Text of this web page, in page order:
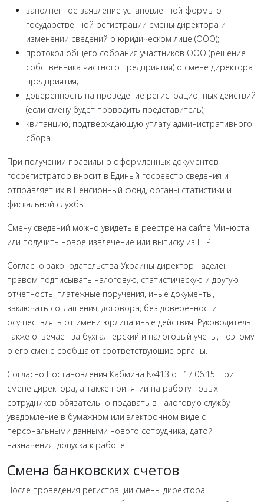
заполненное заявление установленной формы о
государственной регистрации смены директора и
изменении сведений о юридическом лице (ООО);
протокол общего собрания участников ООО (решение
собственника частного предприятия) о смене директора
предприятия;
доверенность на проведение регистрационных действий
(если смену будет проводить представитель);
квитанцию, подтверждающую уплату административного
сбора.
При получении правильно оформленных документов
госрегистратор вносит в Единый госреестр сведения и
отправляет их в Пенсионный фонд, органы статистики и
фискальной службы.
Смену сведений можно увидеть в реестре на сайте Минюста
или получить новое извлечение или выписку из ЕГР.
Согласно законодательства Украины директор наделен
правом подписывать налоговую, статистическую и другую
отчетность, платежные поручения, иные документы,
заключать соглашения, договора, без доверенности
осуществлять от имени юрлица иные действия. Руководитель
также отвечает за бухгалтерский и налоговый учеты, поэтому
о его смене сообщают соответствующие органы.
Согласно Постановления Кабмина №413 от 17.06.15. при
смене директора, а также принятии на работу новых
сотрудников обязательно подавать в налоговую службу
уведомление в бумажном или электронном виде с
персональными данными нового сотрудника, датой
назначения, допуска к работе.
Смена банковских счетов
После проведения регистрации смены директора